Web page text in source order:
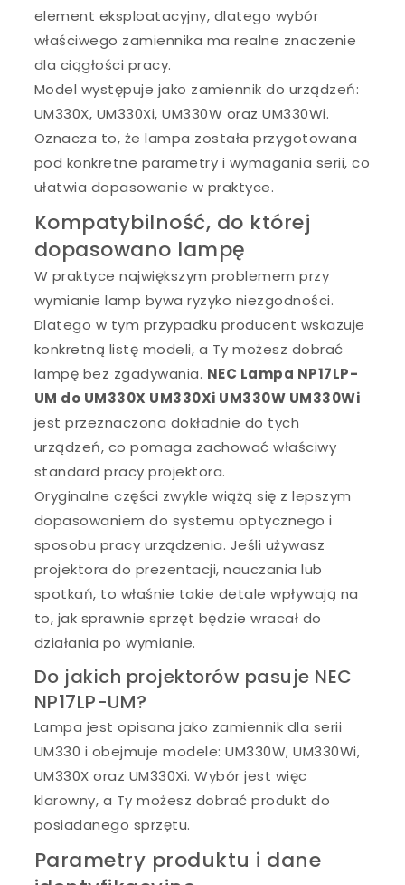
element eksploatacyjny, dlatego wybór
właściwego zamiennika ma realne znaczenie
dla ciągłości pracy.
Model występuje jako zamiennik do urządzeń:
UM330X, UM330Xi, UM330W oraz UM330Wi.
Oznacza to, że lampa została przygotowana
pod konkretne parametry i wymagania serii, co
ułatwia dopasowanie w praktyce.
Kompatybilność, do której
dopasowano lampę
W praktyce największym problemem przy
wymianie lamp bywa ryzyko niezgodności.
Dlatego w tym przypadku producent wskazuje
konkretną listę modeli, a Ty możesz dobrać
lampę bez zgadywania. NEC Lampa NP17LP-
UM do UM330X UM330Xi UM330W UM330Wi
jest przeznaczona dokładnie do tych
urządzeń, co pomaga zachować właściwy
standard pracy projektora.
Oryginalne części zwykle wiążą się z lepszym
dopasowaniem do systemu optycznego i
sposobu pracy urządzenia. Jeśli używasz
projektora do prezentacji, nauczania lub
spotkań, to właśnie takie detale wpływają na
to, jak sprawnie sprzęt będzie wracał do
działania po wymianie.
Do jakich projektorów pasuje NEC
NP17LP-UM?
Lampa jest opisana jako zamiennik dla serii
UM330 i obejmuje modele: UM330W, UM330Wi,
UM330X oraz UM330Xi. Wybór jest więc
klarowny, a Ty możesz dobrać produkt do
posiadanego sprzętu.
Parametry produktu i dane